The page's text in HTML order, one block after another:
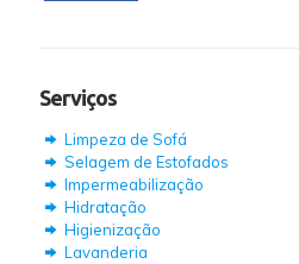
Serviços
Limpeza de Sofá
Selagem de Estofados
Impermeabilização
Hidratação
Higienização
Lavanderia